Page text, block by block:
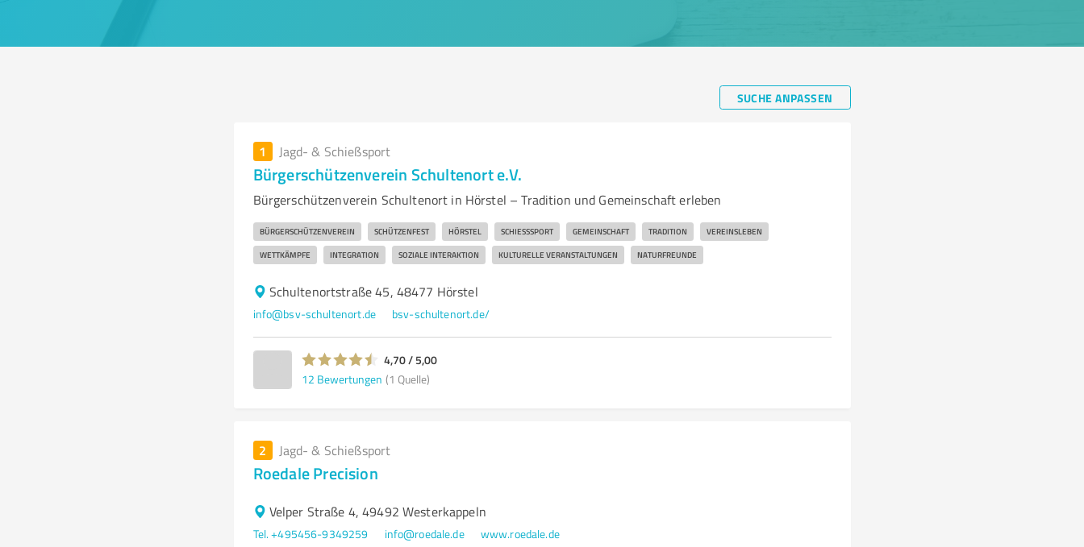
SUCHE ANPASSEN
1 Jagd- & Schießsport
Bürgerschützenverein Schultenort e.V.
Bürgerschützenverein Schultenort in Hörstel – Tradition und Gemeinschaft erleben
BÜRGERSCHÜTZENVEREIN SCHÜTZENFEST HÖRSTEL SCHIESSSPORT GEMEINSCHAFT TRADITION VEREINSLEBEN
WETTKÄMPFE INTEGRATION SOZIALE INTERAKTION KULTURELLE VERANSTALTUNGEN NATURFREUNDE
Schultenortstraße 45, 48477 Hörstel
info@bsv-schultenort.de bsv-schultenort.de/
4,70 / 5,00
12 Bewertungen (1 Quelle)
2 Jagd- & Schießsport
Roedale Precision
Velper Straße 4, 49492 Westerkappeln
Tel. +495456-9349259 info@roedale.de www.roedale.de